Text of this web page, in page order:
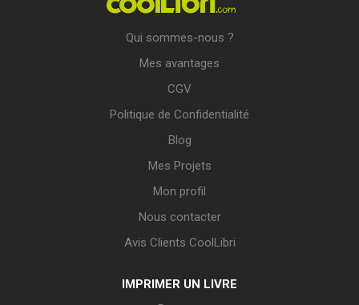
Qui sommes-nous ?
Mes avantages
CGV
Politique de Confidentialité
Blog
Mes Projets
Mon profil
Nous contacter
Avis Clients CoolLibri
IMPRIMER UN LIVRE